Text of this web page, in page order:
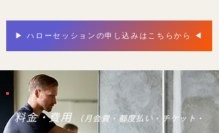
▶︎ ハローセッションの申し込みはこちらから ◀︎
料金・費用 （月会費・都度払い・チケット・